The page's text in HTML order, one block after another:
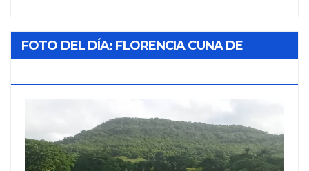
FOTO DEL DÍA: FLORENCIA CUNA DE